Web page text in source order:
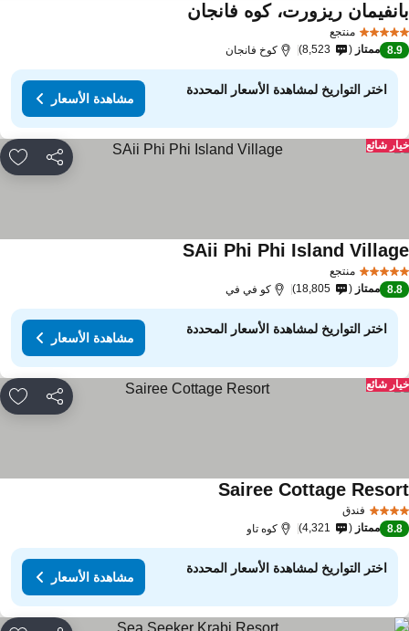
منتجع
ريزورت، كوه فانجان
8.9 ممتاز 8,523 كوخ فانجان
اختر التواريخ لمشاهدة الأسعار المحددة
مشاهدة الأسعار
مشاركة
شائع
منتجع
SAii Phi Phi Island
8.8 ممتاز 18,805 كو في في
اختر التواريخ لمشاهدة الأسعار المحددة
مشاهدة الأسعار
مشاركة
شائع
فندق
Sairee Cottage
8.8 ممتاز 4,321 كوه تاو
اختر التواريخ لمشاهدة الأسعار المحددة
مشاهدة الأسعار